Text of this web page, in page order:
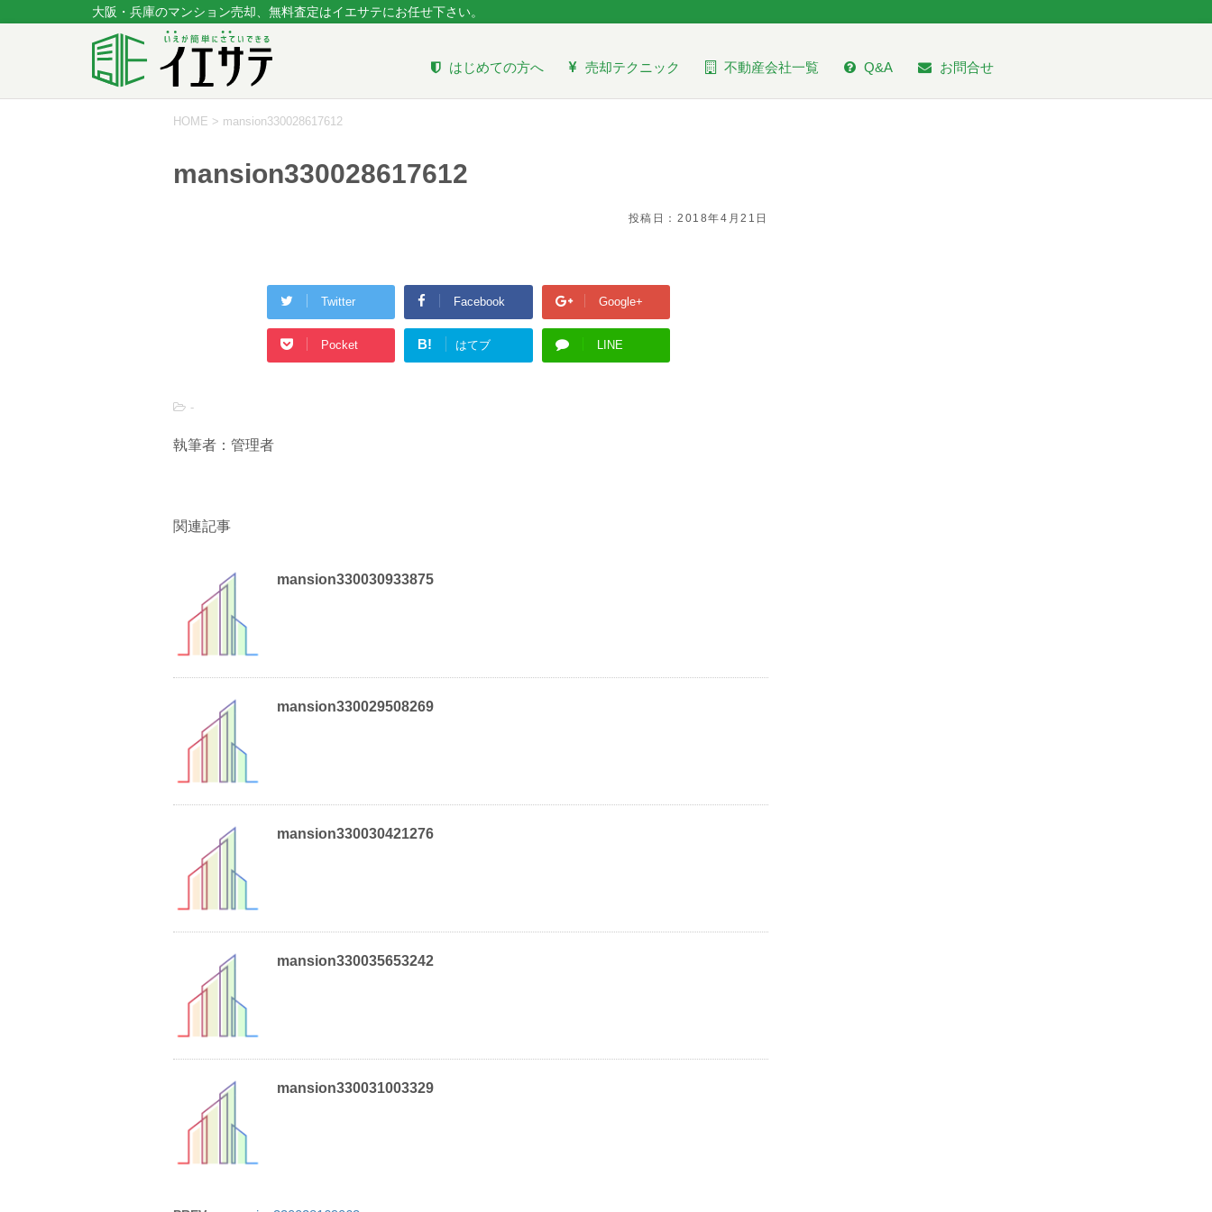
大阪・兵庫のマンション売却、無料査定はイエサテにお任せ下さい。
はじめての方へ 売却テクニック 不動産会社一覧 Q&A お問合せ
HOME > mansion330028617612
mansion330028617612
投稿日： 2018年4月21日
Twitter Facebook Google+
Pocket B! はてブ LINE
-
執筆者：管理者
関連記事
mansion330030933875
mansion330029508269
mansion330030421276
mansion330035653242
mansion330031003329